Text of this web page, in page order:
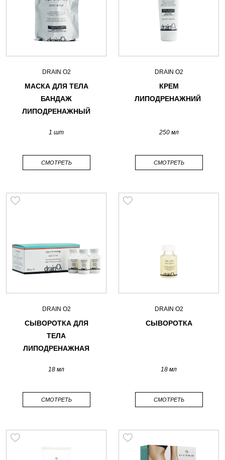
DRAIN O2
МАСКА ДЛЯ ТЕЛА
БАНДАЖ
ЛИПОДРЕНАЖНЫЙ
1 шт
СМОТРЕТЬ
DRAIN O2
КРЕМ
ЛИПОДРЕНАЖНИЙ
250 мл
СМОТРЕТЬ
DRAIN O2
CЫВОРОТКА ДЛЯ
ТЕЛА
ЛИПОДРЕНАЖНАЯ
18 мл
СМОТРЕТЬ
DRAIN O2
СЫВОРОТКА
18 мл
СМОТРЕТЬ